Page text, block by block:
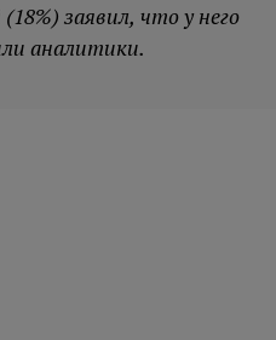
заявил, что у него
аналитики.